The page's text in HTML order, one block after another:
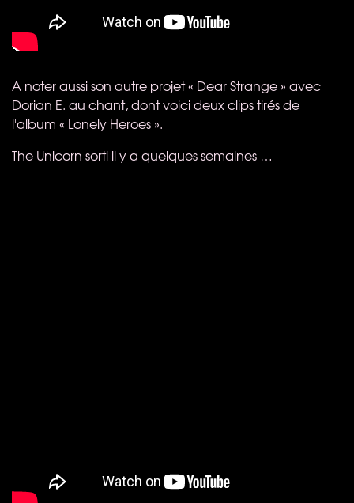
A noter aussi son autre projet « Dear Strange » avec
Dorian E. au chant, dont voici deux clips tirés de
l'album « Lonely Heroes ».
The Unicorn sorti il y a quelques semaines …